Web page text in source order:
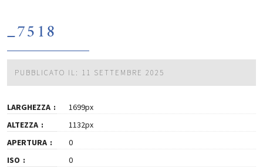
_7518
PUBBLICATO IL: 11 SETTEMBRE 2025
LARGHEZZA
1699px
ALTEZZA
1132px
APERTURA
0
ISO
0